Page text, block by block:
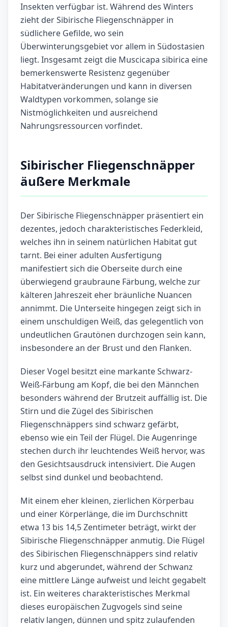
Insekten verfügbar ist. Während des Winters
zieht der Sibirische Fliegenschnäpper in
südlichere Gefilde, wo sein
Überwinterungsgebiet vor allem in Südostasien
liegt. Insgesamt zeigt die Muscicapa sibirica eine
bemerkenswerte Resistenz gegenüber
Habitatveränderungen und kann in diversen
Waldtypen vorkommen, solange sie
Nistmöglichkeiten und ausreichend
Nahrungsressourcen vorfindet.
Sibirischer Fliegenschnäpper
äußere Merkmale
Der Sibirische Fliegenschnäpper präsentiert ein
dezentes, jedoch charakteristisches Federkleid,
welches ihn in seinem natürlichen Habitat gut
tarnt. Bei einer adulten Ausfertigung
manifestiert sich die Oberseite durch eine
überwiegend graubraune Färbung, welche zur
kälteren Jahreszeit eher bräunliche Nuancen
annimmt. Die Unterseite hingegen zeigt sich in
einem unschuldigen Weiß, das gelegentlich von
undeutlichen Grautönen durchzogen sein kann,
insbesondere an der Brust und den Flanken.
Dieser Vogel besitzt eine markante Schwarz-
Weiß-Färbung am Kopf, die bei den Männchen
besonders während der Brutzeit auffällig ist. Die
Stirn und die Zügel des Sibirischen
Fliegenschnäppers sind schwarz gefärbt,
ebenso wie ein Teil der Flügel. Die Augenringe
stechen durch ihr leuchtendes Weiß hervor, was
den Gesichtsausdruck intensiviert. Die Augen
selbst sind dunkel und beobachtend.
Mit einem eher kleinen, zierlichen Körperbau
und einer Körperlänge, die im Durchschnitt
etwa 13 bis 14,5 Zentimeter beträgt, wirkt der
Sibirische Fliegenschnäpper anmutig. Die Flügel
des Sibirischen Fliegenschnäppers sind relativ
kurz und abgerundet, während der Schwanz
eine mittlere Länge aufweist und leicht gegabelt
ist. Ein weiteres charakteristisches Merkmal
dieses europäischen Zugvogels sind seine
relativ langen, dünnen und spitz zulaufenden